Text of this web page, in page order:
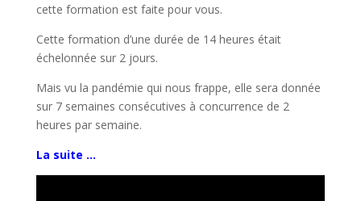
cette formation est faite pour vous.
Cette formation d’une durée de 14 heures était
échelonnée sur 2 jours.
Mais vu la pandémie qui nous frappe, elle sera donnée
sur 7 semaines consécutives à concurrence de 2
heures par semaine.
La suite …